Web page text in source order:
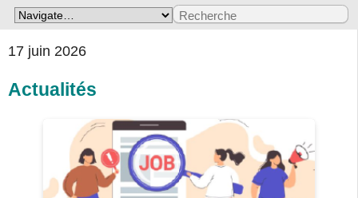
17 juin 2026
Actualités